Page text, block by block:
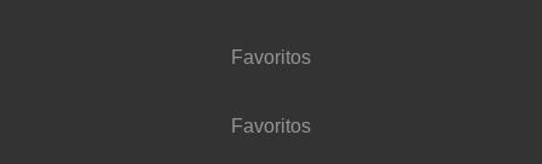
Favoritos
Favoritos